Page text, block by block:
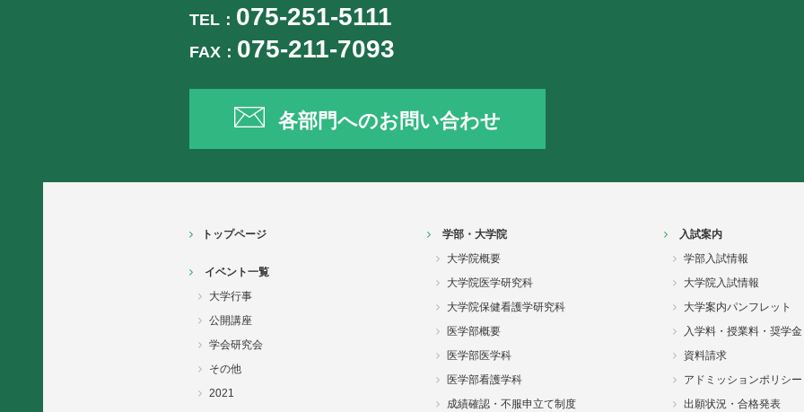
TEL： 075-251-5111
FAX： 075-211-7093
各部門へのお問い合わせ
トップページ
イベント一覧
大学行事
公開講座
学会研究会
その他
2021
学部・大学院
大学院概要
大学院医学研究科
大学院保健看護学研究科
医学部概要
医学部医学科
医学部看護学科
成績確認・不服申立て制度
入試案内
学部入試情報
大学院入試情報
大学案内パンフレット
入学料・授業料・奨学金
資料請求
アドミッションポリシー
出願状況・合格発表